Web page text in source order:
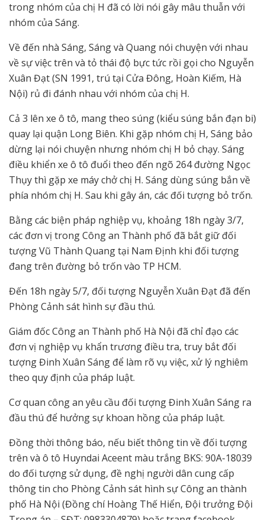
trong nhóm của chị H đã có lời nói gây mâu thuẫn với
nhóm của Sáng.
Về đến nhà Sáng, Sáng và Quang nói chuyện với nhau
về sự việc trên và tỏ thái độ bực tức rồi gọi cho Nguyễn
Xuân Đạt (SN 1991, trú tại Cửa Đông, Hoàn Kiếm, Hà
Nội) rủ đi đánh nhau với nhóm của chị H.
Cả 3 lên xe ô tô, mang theo súng (kiểu súng bắn đạn bi)
quay lại quận Long Biên. Khi gặp nhóm chị H, Sáng bảo
dừng lại nói chuyện nhưng nhóm chị H bỏ chạy. Sáng
điều khiển xe ô tô đuổi theo đến ngõ 264 đường Ngọc
Thụy thì gặp xe máy chở chị H. Sáng dùng súng bắn về
phía nhóm chị H. Sau khi gây án, các đối tượng bỏ trốn.
Bằng các biện pháp nghiệp vụ, khoảng 18h ngày 3/7,
các đơn vị trong Công an Thành phố đã bắt giữ đối
tượng Vũ Thành Quang tại Nam Định khi đối tượng
đang trên đường bỏ trốn vào TP HCM.
Đến 18h ngày 5/7, đối tượng Nguyễn Xuân Đạt đã đến
Phòng Cảnh sát hình sự đầu thú.
Giám đốc Công an Thành phố Hà Nội đã chỉ đạo các
đơn vị nghiệp vụ khẩn trương điều tra, truy bắt đối
tượng Đinh Xuân Sáng để làm rõ vụ việc, xử lý nghiêm
theo quy định của pháp luật.
Cơ quan công an yêu cầu đối tượng Đinh Xuân Sáng ra
đầu thú để hưởng sự khoan hồng của pháp luật.
Đồng thời thông báo, nếu biết thông tin về đối tượng
trên và ô tô Huyndai Aceent màu trắng BKS: 90A-18039
do đối tượng sử dụng, đề nghị người dân cung cấp
thông tin cho Phòng Cảnh sát hình sự Công an thành
phố Hà Nội (Đồng chí Hoàng Thế Hiển, Đội trưởng Đội